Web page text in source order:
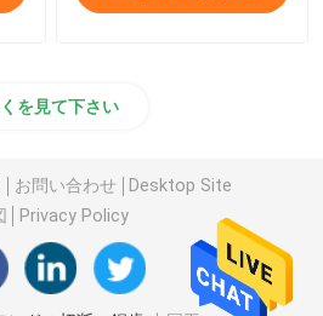
を見て下さい
お問い合わせ
Desktop Site
Privacy Policy